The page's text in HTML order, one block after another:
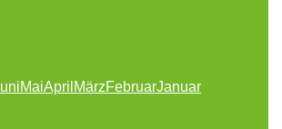
MaiApril MärzFebruarJanuar